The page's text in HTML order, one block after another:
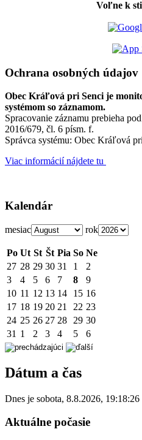
Voľne k
Ochrana osobných údajov
Obec Kráľová pri Senci je
systémom so záznamom.
Spracovanie záznamu prebieha
2016/679, čl. 6 písm. f.
Správca systému: Obec Kráľová
Viac informácií nájdete tu
Kalendár
mesiac rok
Po Ut St Št Pia So Ne
27 28 29 30 31 1
2
3
4 5 6 7 8
9
10 11 12 13 14 15 16
17 18 19 20 21 22 23
24 25 26 27 28 29 30
31 1 2 3 4 5 6
Dátum a čas
Dnes je sobota, 8.8.2026, 19:18:26
Aktuálne počasie